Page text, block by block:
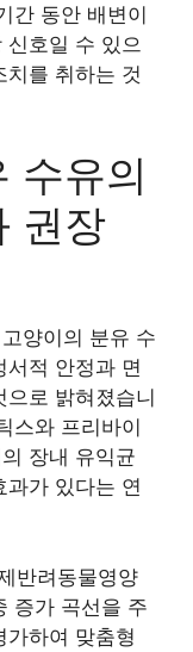
간 동안 배변이
신호일 수 있으
치를 취하는 것
수유의
권장
양이의 분유 수
서적 안정과 면
로 밝혀졌습니
스와 프리바이
장내 유익균
과가 있다는 연
반려동물영양
증가 곡선을 주
가하여 맞춤형